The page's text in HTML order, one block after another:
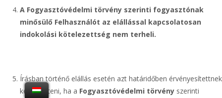
A Fogyasztóvédelmi törvény szerinti fogyasztónak
minősülő Felhasználót az elállással kapcsolatosan
indokolási kötelezettség nem terheli.
Írásban történő elállás esetén azt határidőben érvényesítettnek
kell tekinteni, ha a Fogyasztóvédelmi törvény szerinti